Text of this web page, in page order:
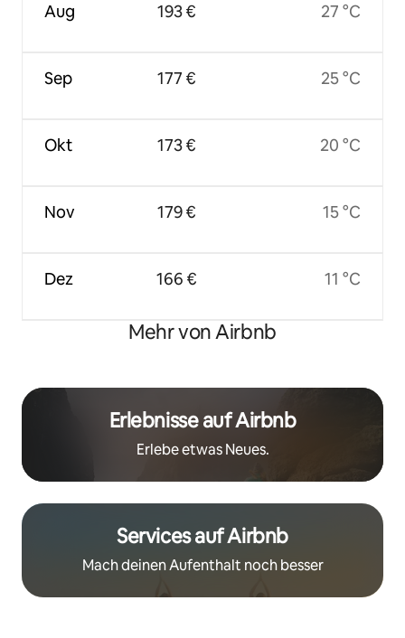
Aug
Sep
Okt
Nov
Dez
193 €
177 €
173 €
179 €
166 €
27 °C
25 °C
20 °C
15 °C
11 °C
Mehr von Airbnb
Erlebnisse auf Airbnb
Erlebe etwas Neues.
Services auf Airbnb
Mach deinen Aufenthalt noch besser